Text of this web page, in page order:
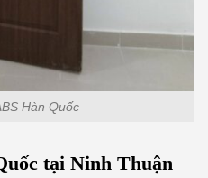
Hàn Quốc
tại Ninh Thuận